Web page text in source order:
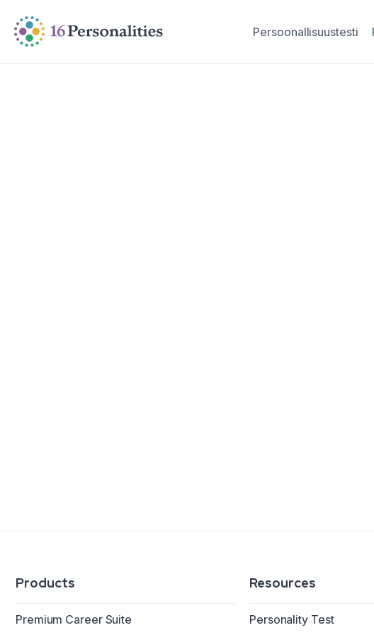
Siirry saavutettavuusasetuksiin
Persoonallisuustesti
Products
Premium Career Suite
Resources
Personality Test